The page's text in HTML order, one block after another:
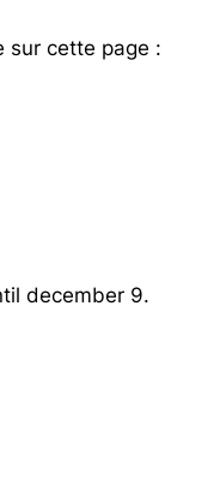
sur cette page :
december 9.